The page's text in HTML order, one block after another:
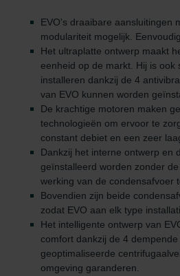
EVO's draaibare aansluitingen
modulariteit mogelijk.
Het ultraplatte ontwerp maakt
eenheid op de markt. Hij is ook
installeren dankzij de 4
van EVO kunnen worden
De krachtige motoren maken
technologieën om ervoor te
constant debiet en een zeer
Dankzij het interne ontwerp en
geïnstalleerd worden zonder
werking van de condensafvoer
Bovendien zijn beide
zodat EVO aan elk type
Het intelligente ontwerp van
comfort dankzij de 4
geoptimaliseerde
omgeving garanderen.